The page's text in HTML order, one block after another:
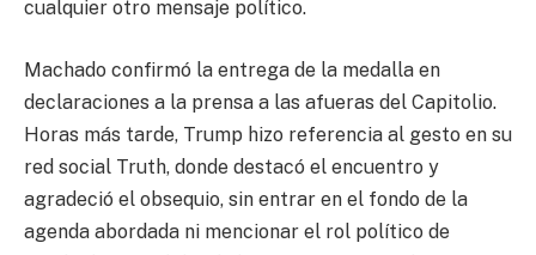
cualquier otro mensaje político.
Machado confirmó la entrega de la medalla en
declaraciones a la prensa a las afueras del Capitolio.
Horas más tarde, Trump hizo referencia al gesto en su
red social Truth, donde destacó el encuentro y
agradeció el obsequio, sin entrar en el fondo de la
agenda abordada ni mencionar el rol político de